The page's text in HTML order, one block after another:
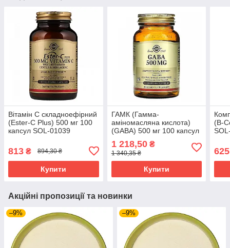
Вітамін C складноефірний
(Ester-C Plus) 500 мг 100
капсул SOL-01039
813 ₴ 894,30 ₴
Купити
ГАМК (Гамма-
аміномасляна кислота)
(GABA) 500 мг 100 капсул
1 218,50₴
1 340,35 ₴
Купити
(B-
Акційні пропозиції та новинки
–9% –9%